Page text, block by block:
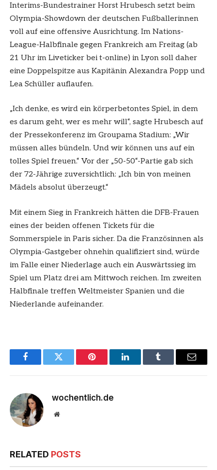
Interims-Bundestrainer Horst Hrubesch setzt beim
Olympia-Showdown der deutschen Fußballerinnen
voll auf eine offensive Ausrichtung. Im Nations-
League-Halbfinale gegen Frankreich am Freitag (ab
21 Uhr im Liveticker bei t-online) in Lyon soll daher
eine Doppelspitze aus Kapitänin Alexandra Popp und
Lea Schüller auflaufen.
„Ich denke, es wird ein körperbetontes Spiel, in dem
es darum geht, wer es mehr will“, sagte Hrubesch auf
der Pressekonferenz im Groupama Stadium: „Wir
müssen alles bündeln. Und wir können uns auf ein
tolles Spiel freuen.“ Vor der „50-50“-Partie gab sich
der 72-Jährige zuversichtlich: „Ich bin von meinen
Mädels absolut überzeugt.“
Mit einem Sieg in Frankreich hätten die DFB-Frauen
eines der beiden offenen Tickets für die
Sommerspiele in Paris sicher. Da die Französinnen als
Olympia-Gastgeber ohnehin qualifiziert sind, würde
im Falle einer Niederlage auch ein Auswärtssieg im
Spiel um Platz drei am Mittwoch reichen. Im zweiten
Halbfinale treffen Weltmeister Spanien und die
Niederlande aufeinander.
FacebookTwitter Pinterest LinkedInTumblr Email
wochentlich.de
Website
RELATED POSTS